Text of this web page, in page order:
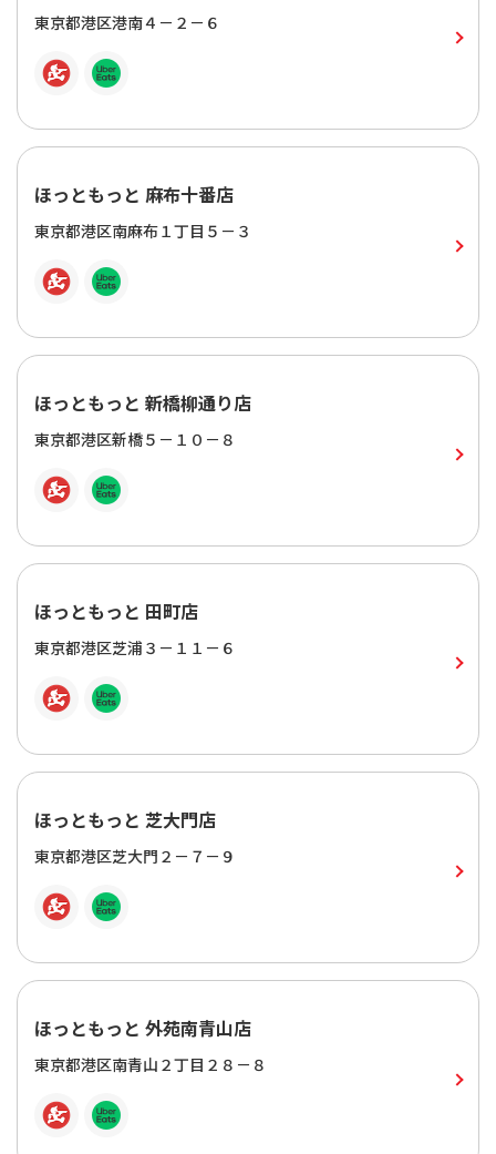
東京都港区港南４－２－６
ほっともっと 麻布十番店
東京都港区南麻布１丁目５－３
ほっともっと 新橋柳通り店
東京都港区新橋５－１０－８
ほっともっと 田町店
東京都港区芝浦３－１１－６
ほっともっと 芝大門店
東京都港区芝大門２－７－９
ほっともっと 外苑南青山店
東京都港区南青山２丁目２８－８